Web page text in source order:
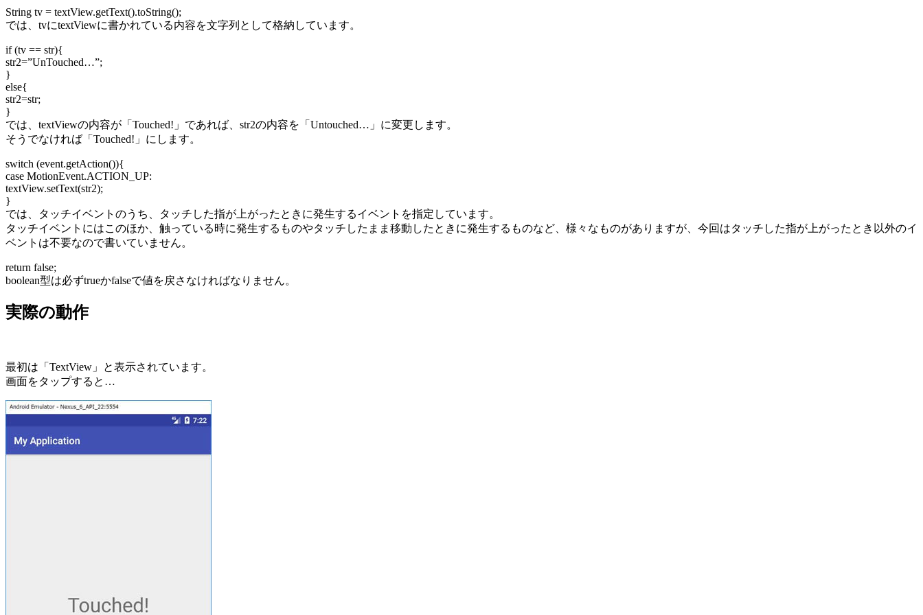
String tv = textView.getText().toString();
では、tvにtextViewに書かれている内容を文字列として格納しています。
if (tv == str){
str2=”UnTouched…”;
}
else{
str2=str;
}
では、textViewの内容が「Touched!」であれば、str2の内容を「Untouched…」に変更します。
そうでなければ「Touched!」にします。
switch (event.getAction()){
case MotionEvent.ACTION_UP:
textView.setText(str2);
}
では、タッチイベントのうち、タッチした指が上がったときに発生するイベントを指定しています。
タッチイベントにはこのほか、触っている時に発生するものやタッチしたまま移動したときに発生するものなど、様々なものがありますが、今回はタッチした指が上がったとき以外のイ
ベントは不要なので書いていません。
return false;
boolean型は必ずtrueかfalseで値を戻さなければなりません。
実際の動作
最初は「TextView」と表示されています。
画面をタップすると…